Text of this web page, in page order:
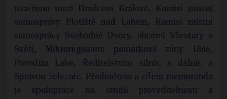
uzavřeno mezi Hradcem Králové, Komisí místní
samosprávy Plotiště nad Labem, Komisí místní
samosprávy Svobodné Dvory, obcemi Všestary a
Světí, Mikroregionem památkové zóny 1866,
Povodím Labe, Ředitelstvím silnic a dálnic a
Správou železnic. Předmětem a cílem memoranda
je spolupráce na studii proveditelnosti a